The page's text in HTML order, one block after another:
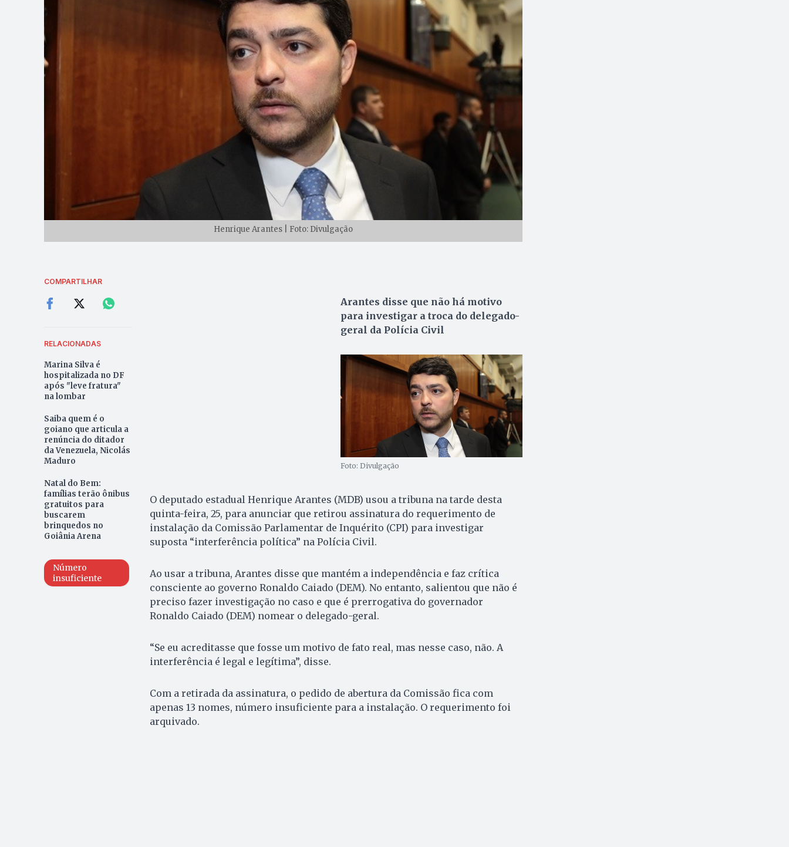
Henrique Arantes | Foto: Divulgação
COMPARTILHAR
RELACIONADAS
Marina Silva é
hospitalizada no DF
após "leve fratura"
na lombar
Saiba quem é o
goiano que articula a
renúncia do ditador
da Venezuela, Nicolás
Maduro
Natal do Bem:
famílias terão ônibus
gratuitos para
buscarem
brinquedos no
Goiânia Arena
Número
insuficiente
Arantes disse que não há motivo
para investigar a troca do delegado-
geral da Polícia Civil
Foto: Divulgação
O deputado estadual Henrique Arantes (MDB) usou a tribuna na tarde desta
quinta-feira, 25, para anunciar que retirou assinatura do requerimento de
instalação da Comissão Parlamentar de Inquérito (CPI) para investigar
suposta “interferência política” na Polícia Civil.
Ao usar a tribuna, Arantes disse que mantém a independência e faz crítica
consciente ao governo Ronaldo Caiado (DEM). No entanto, salientou que não é
preciso fazer investigação no caso e que é prerrogativa do governador
Ronaldo Caiado (DEM) nomear o delegado-geral.
“Se eu acreditasse que fosse um motivo de fato real, mas nesse caso, não. A
interferência é legal e legítima”, disse.
Com a retirada da assinatura, o pedido de abertura da Comissão fica com
apenas 13 nomes, número insuficiente para a instalação. O requerimento foi
arquivado.